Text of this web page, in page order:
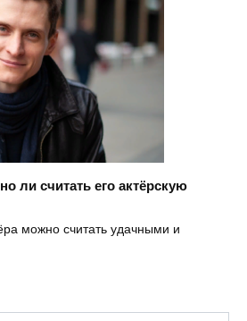
ли считать его актёрскую
можно считать удачными и